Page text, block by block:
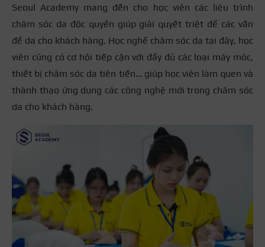
Seoul Academy mang đến cho học viên các liệu trình
chăm sóc da độc quyền giúp giải quyết triệt để các vấn
đề da cho khách hàng. Học nghề chăm sóc da tại đây, học
viên cũng có cơ hội tiếp cận với đầy đủ các loại máy móc,
thiết bị chăm sóc da tiên tiến… giúp học viên làm quen và
thành thạo ứng dụng các công nghệ mới trong chăm sóc
da cho khách hàng.